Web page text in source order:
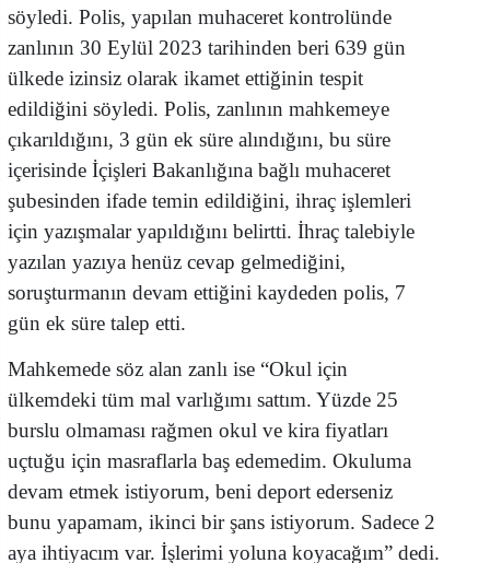
söyledi. Polis, yapılan muhaceret kontrolünde
zanlının 30 Eylül 2023 tarihinden beri 639 gün
ülkede izinsiz olarak ikamet ettiğinin tespit
edildiğini söyledi. Polis, zanlının mahkemeye
çıkarıldığını, 3 gün ek süre alındığını, bu süre
içerisinde İçişleri Bakanlığına bağlı muhaceret
şubesinden ifade temin edildiğini, ihraç işlemleri
için yazışmalar yapıldığını belirtti. İhraç talebiyle
yazılan yazıya henüz cevap gelmediğini,
soruşturmanın devam ettiğini kaydeden polis, 7
gün ek süre talep etti.
Mahkemede söz alan zanlı ise “Okul için
ülkemdeki tüm mal varlığımı sattım. Yüzde 25
burslu olmaması rağmen okul ve kira fiyatları
uçtuğu için masraflarla baş edemedim. Okuluma
devam etmek istiyorum, beni deport ederseniz
bunu yapamam, ikinci bir şans istiyorum. Sadece 2
aya ihtiyacım var. İşlerimi yoluna koyacağım” dedi.